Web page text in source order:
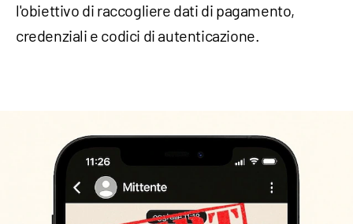
l'obiettivo di raccogliere dati di pagamento,
credenziali e codici di autenticazione.